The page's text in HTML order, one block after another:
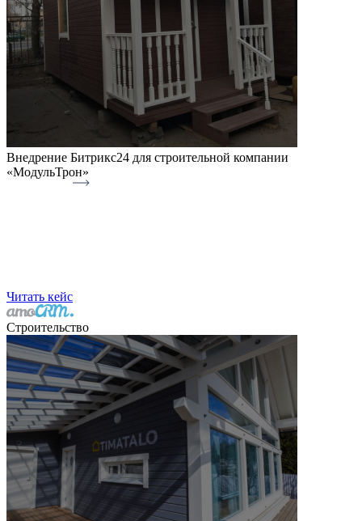
Внедрение Битрикс24 для строительной компании
«МодульТрон»
Читать кейс
Строительство